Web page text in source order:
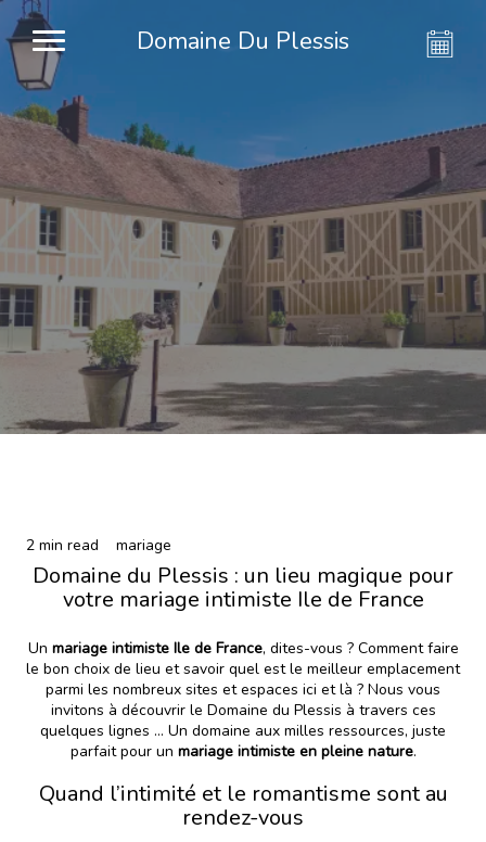
Domaine Du Plessis
2 min read mariage
Domaine du Plessis : un lieu magique pour
votre mariage intimiste Ile de France
Un mariage intimiste Ile de France, dites-vous ? Comment faire
le bon choix de lieu et savoir quel est le meilleur emplacement
parmi les nombreux sites et espaces ici et là ? Nous vous
invitons à découvrir le Domaine du Plessis à travers ces
quelques lignes … Un domaine aux milles ressources, juste
parfait pour un mariage intimiste en pleine nature.
Quand l’intimité et le romantisme sont au
rendez-vous